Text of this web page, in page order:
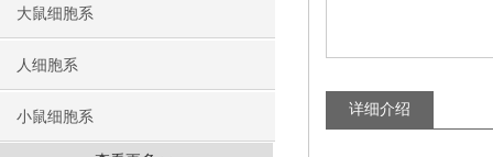
大鼠细胞系
人细胞系
小鼠细胞系 详细介绍